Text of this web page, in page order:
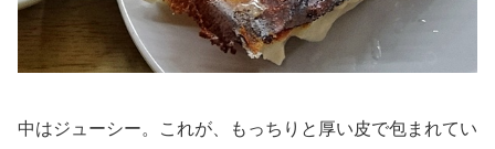
中はジューシー。これが、もっちりと厚い皮で包まれてい